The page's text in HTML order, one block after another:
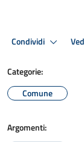
Condividi
Categorie:
Comune
Argomenti: